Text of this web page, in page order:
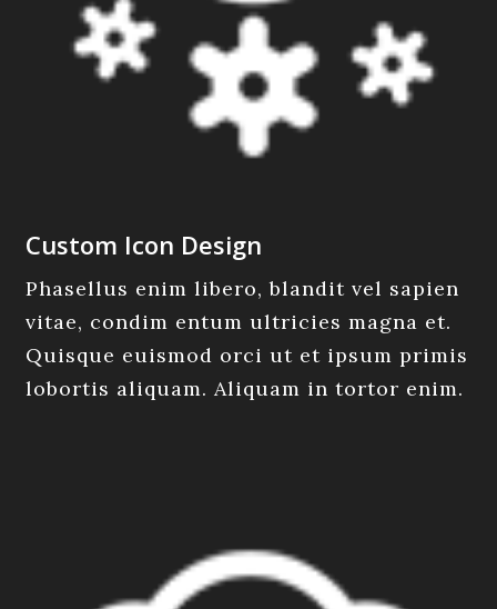
Custom Icon Design
Phasellus enim libero, blandit vel sapien
vitae, condim entum ultricies magna et.
Quisque euismod orci ut et ipsum primis
lobortis aliquam. Aliquam in tortor enim.